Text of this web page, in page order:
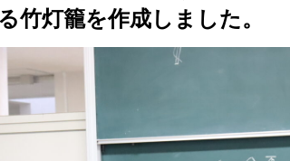
竹灯籠を作成しました。